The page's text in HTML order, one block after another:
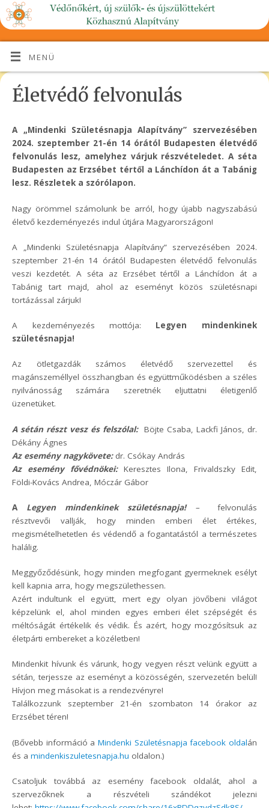
MENÜ
Életvédő felvonulás
A „Mindenki Születésnapja Alapítvány” szervezésében
2024. szeptember 21-én 14 órától Budapesten életvédő
felvonulás lesz, amelyhez várjuk részvételedet. A séta
Budapesten az Erzsébet tértől a Lánchídon át a Tabánig
lesz. Részletek a szórólapon.
Nagy örömmel számolunk be arról, hogy újabb nagyszabású
életvő kezdeményezés indul útjára Magyarországon!
A „Mindenki Születésnapja Alapítvány” szervezésében 2024.
szeptember 21-én 14 órától Budapesten életvédő felvonulás
veszi kezdetét. A séta az Erzsébet tértől a Lánchídon át a
Tabánig tart majd, ahol az eseményt közös születésnapi
tortázással zárjuk!
A kezdeményezés mottója: Legyen mindenkinek
születésnapja!
Az ötletgazdák számos életvédő szervezettel és
magánszeméllyel összhangban és együttműködésben a széles
nyilvánosság számára szeretnék eljuttatni életigenlő
üzenetüket.
A sétán részt vesz és felszólal:Böjte Csaba, Lackfi János, dr.
Dékány Ágnes
Az esemény nagykövete:dr. Csókay András
Az esemény fővédnökei: Keresztes Ilona, Frivaldszky Edit,
Földi-Kovács Andrea, Móczár Gábor
A Legyen mindenkinek születésnapja! –
felvonulás
résztvevői vallják, hogy minden emberi élet értékes,
megismételhetetlen és védendő a fogantatástól a természetes
halálig.
Meggyőződésünk, hogy minden megfogant gyermeknek esélyt
kell kapnia arra, hogy megszülethessen.
Azért indultunk el együtt, mert egy olyan jövőbeni világot
képzelünk el, ahol minden egyes emberi élet szépségét és
méltóságát értékelik és védik. És azért, hogy mozgósítsuk az
életpárti embereket a közéletben!
Mindenkit hívunk és várunk, hogy vegyen részt velünk együtt a
sétán, terjessze az eseményt a közösségén, szervezetén belül!
Hívjon meg másokat is a rendezvényre!
Találkozzunk szeptember 21-én szombaton 14 órakor az
Erzsébet téren!
(Bővebb információ a Mindenki Születésnapja facebook oldalán
és amindenkiszuletesnapja.hu oldalon.)
Csatoljuk továbbá az esemény facebook oldalát, ahol a
szervezőknek a részvételi szándékot jelezni